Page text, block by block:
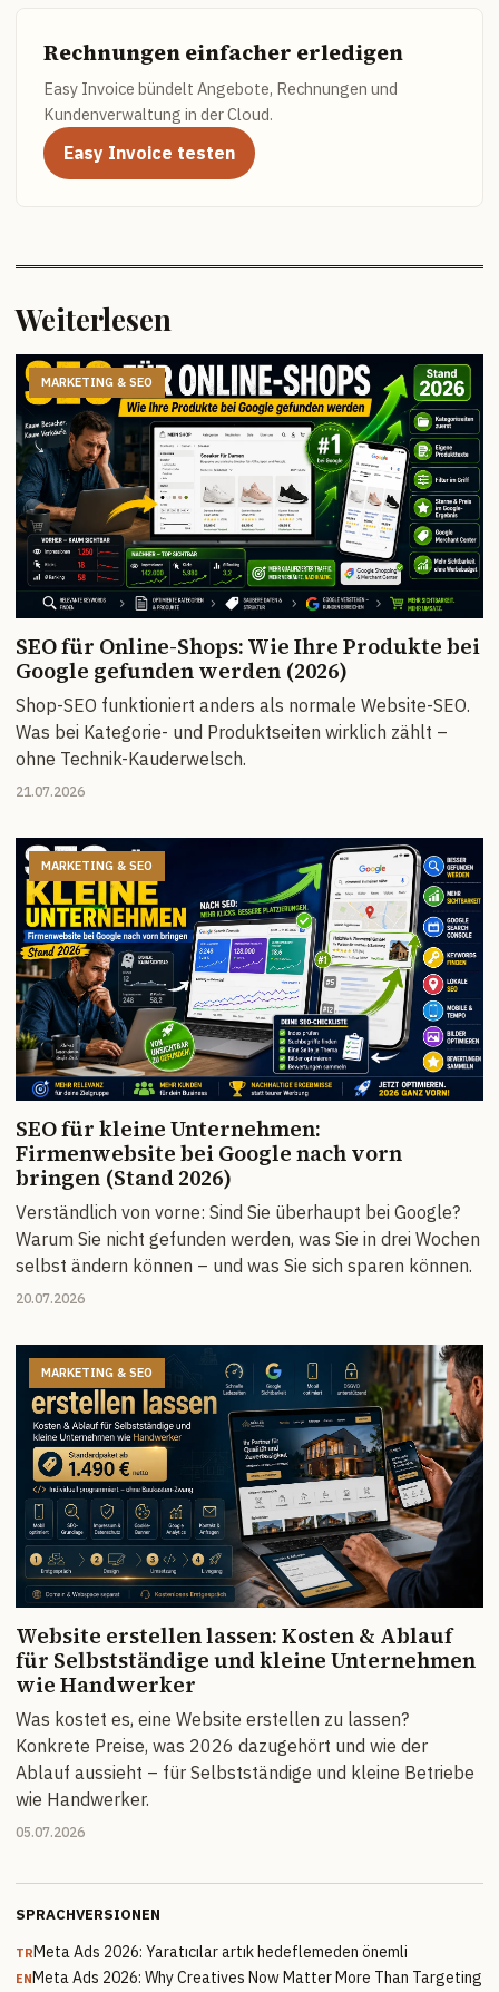
Rechnungen einfacher erledigen
Easy Invoice bündelt Angebote, Rechnungen und
Kundenverwaltung in der Cloud.
Easy Invoice testen
Weiterlesen
MARKETING & SEO
SEO für Online-Shops: Wie Ihre Produkte bei
Google gefunden werden (2026)
Shop-SEO funktioniert anders als normale Website-SEO.
Was bei Kategorie- und Produktseiten wirklich zählt –
ohne Technik-Kauderwelsch.
21.07.2026
MARKETING & SEO
SEO für kleine Unternehmen:
Firmenwebsite bei Google nach vorn
bringen (Stand 2026)
Verständlich von vorne: Sind Sie überhaupt bei Google?
Warum Sie nicht gefunden werden, was Sie in drei Wochen
selbst ändern können – und was Sie sich sparen können.
20.07.2026
MARKETING & SEO
Website erstellen lassen: Kosten & Ablauf
für Selbstständige und kleine Unternehmen
wie Handwerker
Was kostet es, eine Website erstellen zu lassen?
Konkrete Preise, was 2026 dazugehört und wie der
Ablauf aussieht – für Selbstständige und kleine Betriebe
wie Handwerker.
05.07.2026
SPRACHVERSIONEN
TR Meta Ads 2026: Yaratıcılar artık hedeflemeden önemli
EN Meta Ads 2026: Why Creatives Now Matter More Than Targeting